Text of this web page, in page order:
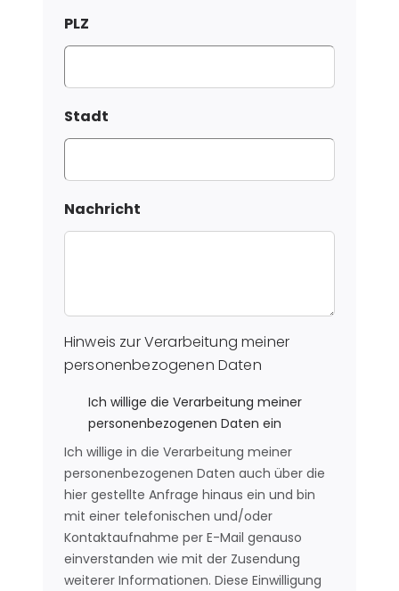
PLZ
Stadt
Nachricht
Hinweis zur Verarbeitung meiner
personenbezogenen Daten
Ich willige die Verarbeitung meiner
personenbezogenen Daten ein
Ich willige in die Verarbeitung meiner
personenbezogenen Daten auch über die
hier gestellte Anfrage hinaus ein und bin
mit einer telefonischen und/oder
Kontaktaufnahme per E-Mail genauso
einverstanden wie mit der Zusendung
weiterer Informationen. Diese Einwilligung